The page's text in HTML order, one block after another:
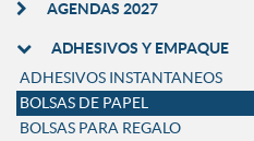
AGENDAS 2027
ADHESIVOS Y EMPAQUE
ADHESIVOS INSTANTANEOS
BOLSAS DE PAPEL
BOLSAS PARA REGALO